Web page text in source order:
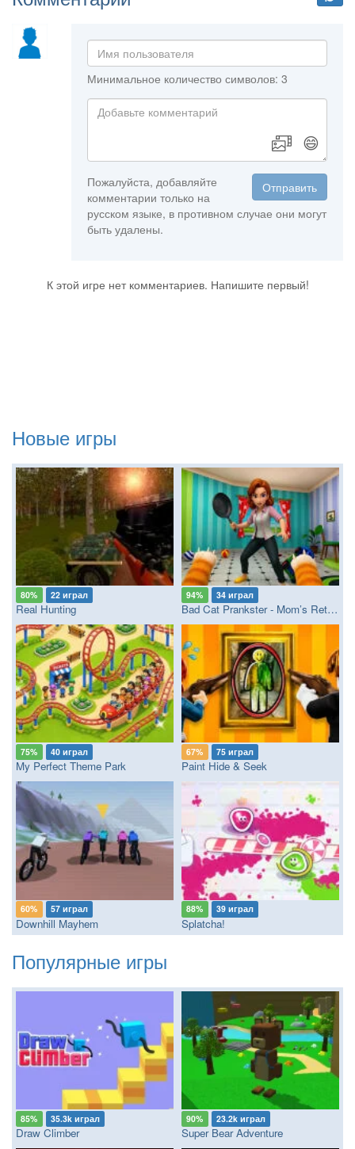
Минимальное количество символов: 3
😄
Отправить
Пожалуйста, добавляйте
комментарии только на
русском языке, в противном случае они могут
быть удалены.
К этой игре нет комментариев. Напишите первый!
Новые игры
80% 22 играл
Real Hunting
94% 34 играл
Bad Cat Prankster - Mom’s Return
75% 40 играл
My Perfect Theme Park
67% 75 играл
Paint Hide & Seek
60% 57 играл
Downhill Mayhem
88% 39 играл
Splatcha!
Популярные игры
85% 35.3k играл
Draw Climber
90% 23.2k играл
Super Bear Adventure